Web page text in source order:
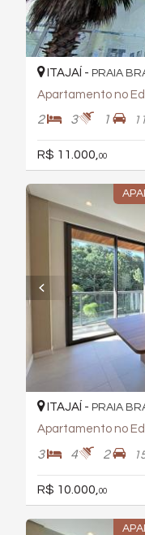
ITAJAÍ - PRAIA
Apartamento no
2 3 1
R$ 11.000, 00
ITAJAÍ - PRAIA
Apartamento no
3 4 2
R$ 10.000, 00